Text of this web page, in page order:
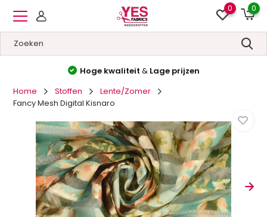
0 0
Hoge kwaliteit & Lage prijzen
Home
Stoffen
Lente/Zomer
Fancy Mesh Digital Kisnaro